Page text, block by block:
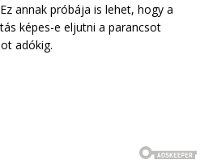
annak próbája is lehet, hogy a
képes-e eljutni a parancsot
adókig.